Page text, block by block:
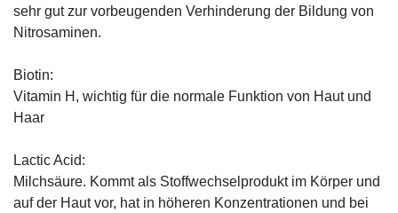
sehr gut zur vorbeugenden Verhinderung der Bildung von
Nitrosaminen.
Biotin:
Vitamin H, wichtig für die normale Funktion von Haut und
Haar
Lactic Acid:
Milchsäure. Kommt als Stoffwechselprodukt im Körper und
auf der Haut vor, hat in höheren Konzentrationen und bei